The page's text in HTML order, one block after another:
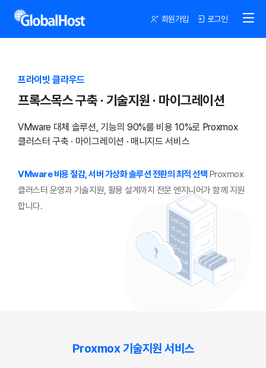
회원가입 로그인
프라이빗 클라우드
프록스목스 구축 · 기술지원 · 마이그레이션
VMware 대체 솔루션, 기능의 90%를 비용 10%로 Proxmox
클러스터 구축 · 마이그레이션 · 매니지드 서비스
VMware 비용 절감, 서버 가상화 솔루션 전환의 최적 선택 Proxmox
클러스터 운영과 기술지원, 활용 설계까지 전문 엔지니어가 함께 지원
합니다.
Proxmox 기술지원 서비스